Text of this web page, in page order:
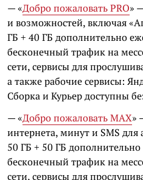
— «Добро пожаловать PRO»
и возможностей, включая
ГБ + 40 ГБ дополнительно
бесконечный трафик на
сети, сервисы для
а также рабочие сервисы:
Сборка и Курьер доступны
— «Добро пожаловать MAX»
интернета, минут и SMS для
50 ГБ + 50 ГБ
бесконечный трафик на
сети, сервисы для